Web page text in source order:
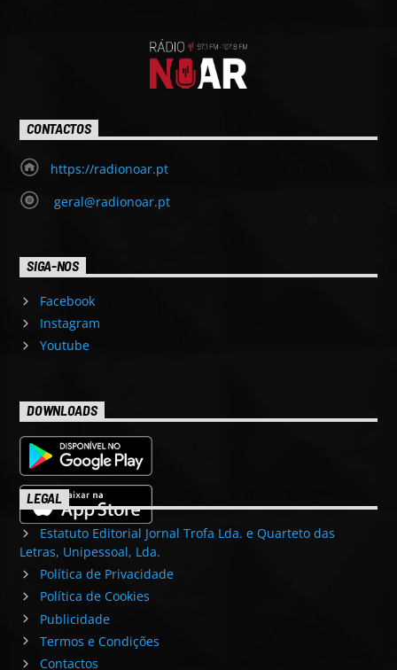
CONTACTOS
https://radionoar.pt
geral@radionoar.pt
SIGA-NOS
Facebook
Instagram
Youtube
DOWNLOADS
LEGAL
Estatuto Editorial Jornal Trofa Lda. e Quarteto das
Letras, Unipessoal, Lda.
Política de Privacidade
Política de Cookies
Publicidade
Termos e Condições
Contactos